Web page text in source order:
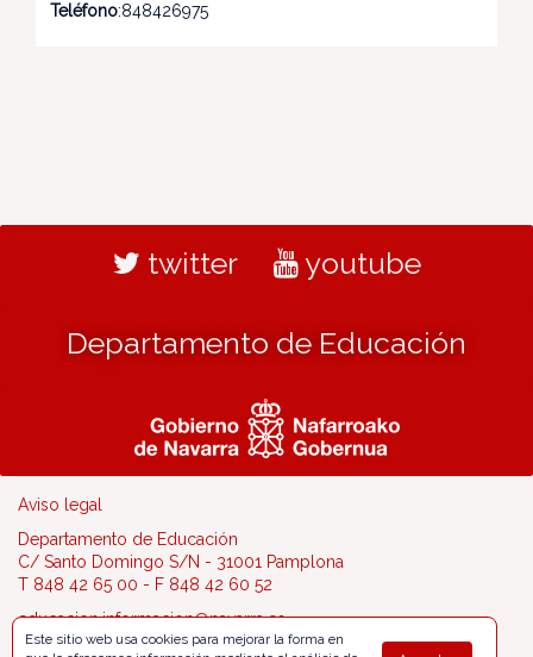
Teléfono:848426975
twitter youtube
Departamento de Educación
Aviso legal
Departamento de Educación
C/ Santo Domingo S/N - 31001 Pamplona
T 848 42 65 00 - F 848 42 60 52
educacion.informacion@navarra.es
Este sitio web usa cookies para mejorar la forma en